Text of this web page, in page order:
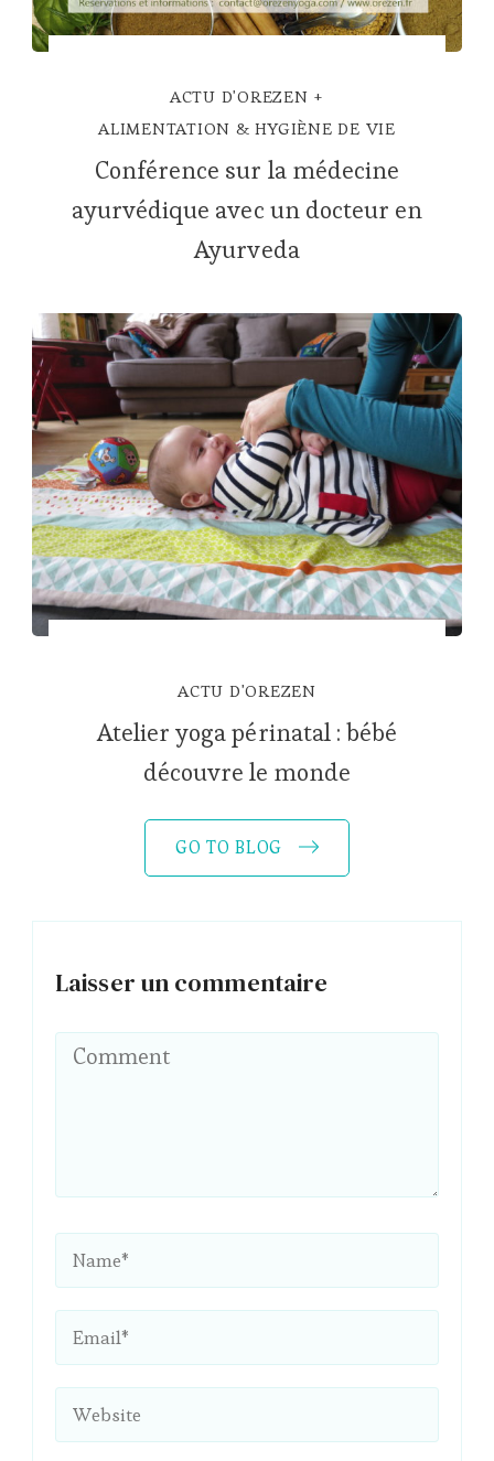
ACTU D'OREZEN
ALIMENTATION & HYGIÈNE DE VIE
Conférence sur la médecine
ayurvédique avec un docteur en
Ayurveda
ACTU D'OREZEN
Atelier yoga périnatal : bébé
découvre le monde
GO TO BLOG
Laisser un commentaire